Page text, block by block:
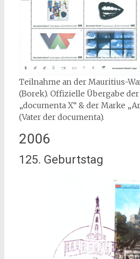
Teilnahme an der Mauritius-
(Borek). Offizielle Übergabe
„documenta X“ & der Marke
(Vater der documenta).
2006
125. Geburtstag